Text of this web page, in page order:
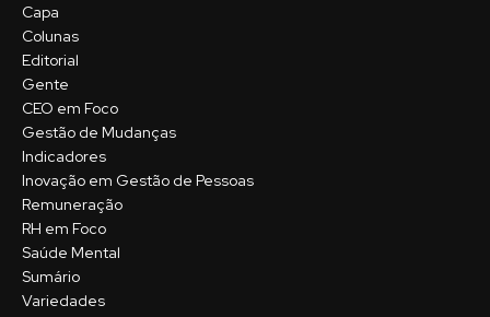
Capa
Colunas
Editorial
Gente
CEO em Foco
Gestão de Mudanças
Indicadores
Inovação em Gestão de Pessoas
Remuneração
RH em Foco
Saúde Mental
Sumário
Variedades